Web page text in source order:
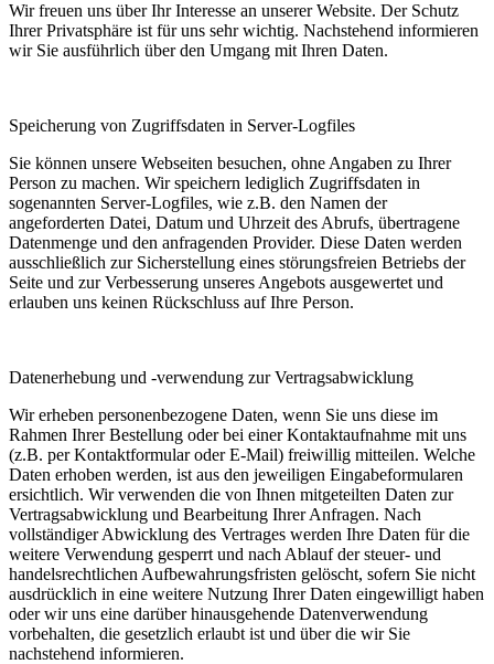
Wir freuen uns über Ihr Interesse an unserer Website. Der Schutz
Ihrer Privatsphäre ist für uns sehr wichtig. Nachstehend informieren
wir Sie ausführlich über den Umgang mit Ihren Daten.
Speicherung von Zugriffsdaten in Server-Logfiles
Sie können unsere Webseiten besuchen, ohne Angaben zu Ihrer
Person zu machen. Wir speichern lediglich Zugriffsdaten in
sogenannten Server-Logfiles, wie z.B. den Namen der
angeforderten Datei, Datum und Uhrzeit des Abrufs, übertragene
Datenmenge und den anfragenden Provider. Diese Daten werden
ausschließlich zur Sicherstellung eines störungsfreien Betriebs der
Seite und zur Verbesserung unseres Angebots ausgewertet und
erlauben uns keinen Rückschluss auf Ihre Person.
Datenerhebung und -verwendung zur Vertragsabwicklung
Wir erheben personenbezogene Daten, wenn Sie uns diese im
Rahmen Ihrer Bestellung oder bei einer Kontaktaufnahme mit uns
(z.B. per Kontaktformular oder E-Mail) freiwillig mitteilen. Welche
Daten erhoben werden, ist aus den jeweiligen Eingabeformularen
ersichtlich. Wir verwenden die von Ihnen mitgeteilten Daten zur
Vertragsabwicklung und Bearbeitung Ihrer Anfragen. Nach
vollständiger Abwicklung des Vertrages werden Ihre Daten für die
weitere Verwendung gesperrt und nach Ablauf der steuer- und
handelsrechtlichen Aufbewahrungsfristen gelöscht, sofern Sie nicht
ausdrücklich in eine weitere Nutzung Ihrer Daten eingewilligt haben
oder wir uns eine darüber hinausgehende Datenverwendung
vorbehalten, die gesetzlich erlaubt ist und über die wir Sie
nachstehend informieren.